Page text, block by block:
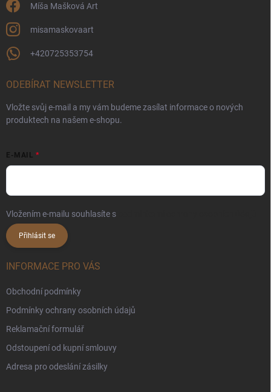
Míša Mašková Art
misamaskovaart
+420725353754
ODEBÍRAT NEWSLETTER
Vložte svůj e-mail a my vám budeme zasílat informace o nových
produktech na našem e-shopu.
E-MAIL
Vložením e-mailu souhlasíte s
Přihlásit se
INFORMACE PRO VÁS
Obchodní podmínky
Podmínky ochrany osobních údajů
Reklamační formulář
Odstoupení od kupní smlouvy
Adresa pro odeslání zásilky